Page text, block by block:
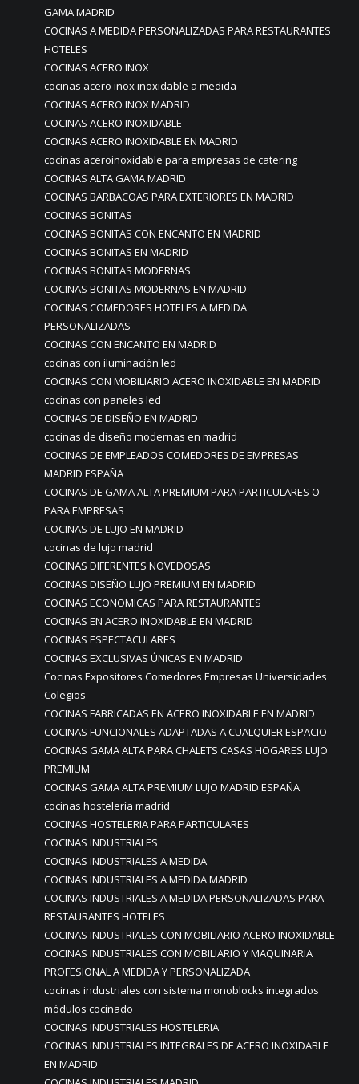
GAMA MADRID
COCINAS A MEDIDA PERSONALIZADAS PARA RESTAURANTES
HOTELES
COCINAS ACERO INOX
cocinas acero inox inoxidable a medida
COCINAS ACERO INOX MADRID
COCINAS ACERO INOXIDABLE
COCINAS ACERO INOXIDABLE EN MADRID
cocinas aceroinoxidable para empresas de catering
COCINAS ALTA GAMA MADRID
COCINAS BARBACOAS PARA EXTERIORES EN MADRID
COCINAS BONITAS
COCINAS BONITAS CON ENCANTO EN MADRID
COCINAS BONITAS EN MADRID
COCINAS BONITAS MODERNAS
COCINAS BONITAS MODERNAS EN MADRID
COCINAS COMEDORES HOTELES A MEDIDA
PERSONALIZADAS
COCINAS CON ENCANTO EN MADRID
cocinas con iluminación led
COCINAS CON MOBILIARIO ACERO INOXIDABLE EN MADRID
cocinas con paneles led
COCINAS DE DISEÑO EN MADRID
cocinas de diseño modernas en madrid
COCINAS DE EMPLEADOS COMEDORES DE EMPRESAS
MADRID ESPAÑA
COCINAS DE GAMA ALTA PREMIUM PARA PARTICULARES O
PARA EMPRESAS
COCINAS DE LUJO EN MADRID
cocinas de lujo madrid
COCINAS DIFERENTES NOVEDOSAS
COCINAS DISEÑO LUJO PREMIUM EN MADRID
COCINAS ECONOMICAS PARA RESTAURANTES
COCINAS EN ACERO INOXIDABLE EN MADRID
COCINAS ESPECTACULARES
COCINAS EXCLUSIVAS ÚNICAS EN MADRID
Cocinas Expositores Comedores Empresas Universidades
Colegios
COCINAS FABRICADAS EN ACERO INOXIDABLE EN MADRID
COCINAS FUNCIONALES ADAPTADAS A CUALQUIER ESPACIO
COCINAS GAMA ALTA PARA CHALETS CASAS HOGARES LUJO
PREMIUM
COCINAS GAMA ALTA PREMIUM LUJO MADRID ESPAÑA
cocinas hostelería madrid
COCINAS HOSTELERIA PARA PARTICULARES
COCINAS INDUSTRIALES
COCINAS INDUSTRIALES A MEDIDA
COCINAS INDUSTRIALES A MEDIDA MADRID
COCINAS INDUSTRIALES A MEDIDA PERSONALIZADAS PARA
RESTAURANTES HOTELES
COCINAS INDUSTRIALES CON MOBILIARIO ACERO INOXIDABLE
COCINAS INDUSTRIALES CON MOBILIARIO Y MAQUINARIA
PROFESIONAL A MEDIDA Y PERSONALIZADA
cocinas industriales con sistema monoblocks integrados
módulos cocinado
COCINAS INDUSTRIALES HOSTELERIA
COCINAS INDUSTRIALES INTEGRALES DE ACERO INOXIDABLE
EN MADRID